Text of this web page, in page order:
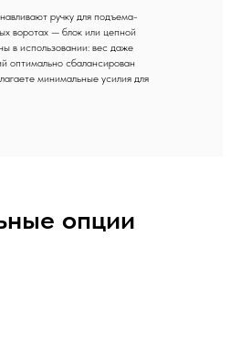
ручку для подъема-
воротах — блок или цепной
в использовании: вес даже
оптимально сбалансирован
минимальные усилия для
опции